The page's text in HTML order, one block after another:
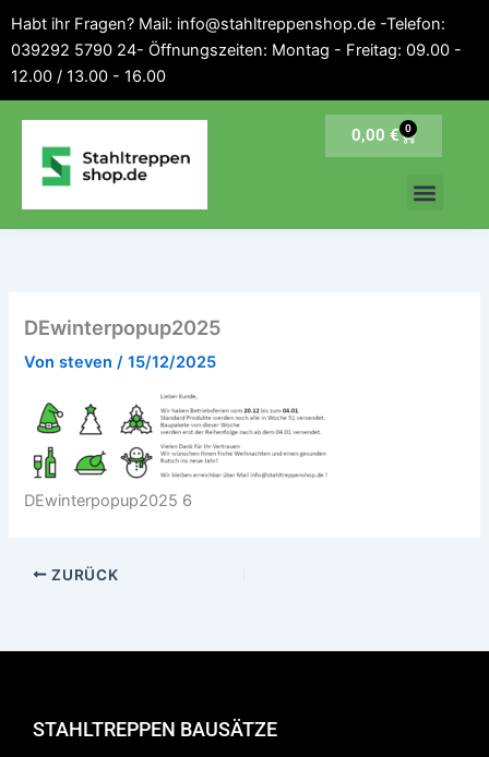
springen
Habt ihr Fragen? Mail: info@stahltreppenshop.de -Telefon:
039292 5790 24- Öffnungszeiten: Montag - Freitag: 09.00 -
12.00 / 13.00 - 16.00
0,00 € 0
Warenkorb
DEwinterpopup2025
Vonsteven/15/12/2025
DEwinterpopup2025 6
ZURÜCK
STAHLTREPPEN BAUSÄTZE